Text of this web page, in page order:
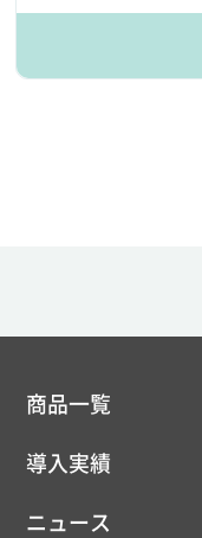
商品一覧
導入実績
ニュース